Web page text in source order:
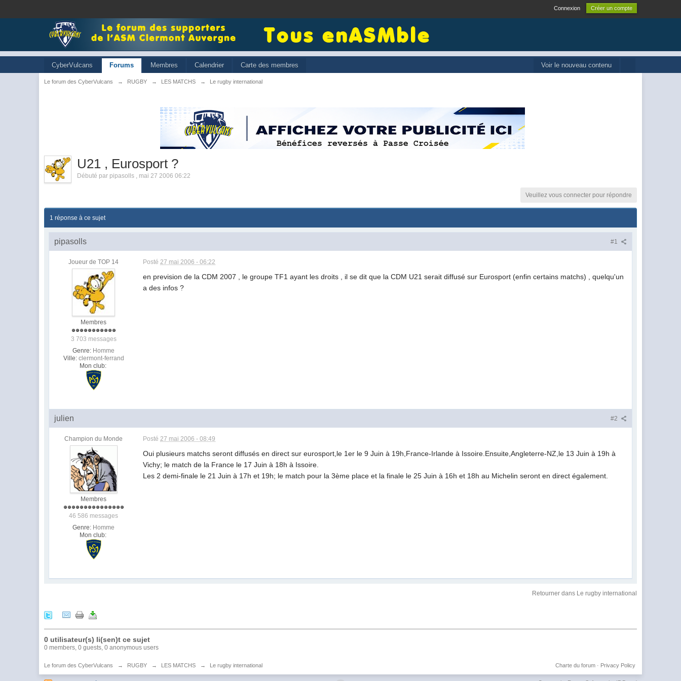
Connexion Créer un compte
Voir le nouveau contenu
CyberVulcans Forums Membres Calendrier Carte des membres
Le forum des CyberVulcans → RUGBY → LES MATCHS → Le rugby international
U21 , Eurosport ?
Débuté par pipasolls , mai 27 2006 06:22
Veuillez vous connecter pour répondre
1 réponse à ce sujet
#1
pipasolls
Joueur de TOP 14
Membres
3 703 messages
Genre: Homme
Ville: clermont-ferrand
Mon club:
Posté27 mai 2006 - 06:22
en prevision de la CDM 2007 , le groupe TF1 ayant les droits , il se dit que la CDM U21 serait diffusé sur Eurosport (enfin certains matchs) , quelqu'un
a des infos ?
#2
julien
Champion du Monde
Membres
46 586 messages
Genre: Homme
Mon club:
Posté27 mai 2006 - 08:49
Oui plusieurs matchs seront diffusés en direct sur eurosport,le 1er le 9 Juin à 19h,France-Irlande à Issoire.Ensuite,Angleterre-NZ,le 13 Juin à 19h à
Vichy; le match de la France le 17 Juin à 18h à Issoire.
Les 2 demi-finale le 21 Juin à 17h et 19h; le match pour la 3ème place et la finale le 25 Juin à 16h et 18h au Michelin seront en direct également.
Retourner dans Le rugby international
0 utilisateur(s) li(sen)t ce sujet
0 members, 0 guests, 0 anonymous users
Le forum des CyberVulcans → RUGBY → LES MATCHS → Le rugby international Privacy Policy
Charte du forum·